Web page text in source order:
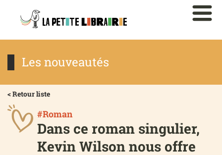
Les nouveautés
< Retour liste
#Roman
Dans ce roman singulier,
Kevin Wilson nous offre